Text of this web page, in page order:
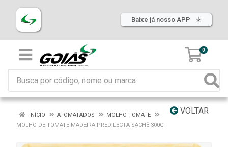
Baixe já nosso APP
0
VOLTAR
INÍCIO ATOMATADOS
MOLHO TOMATE
MOLHO DE TOMATE MADEIRA PREDILECTA SACHÊ 300G